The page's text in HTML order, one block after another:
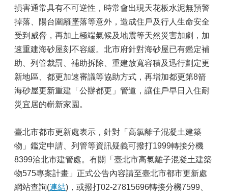
損害通常具有不可逆性，時常會出現天花板水泥無預警
掉落、陽台圍籬墜落等意外，造成住戶及行人生命安全
受到威脅，再加上極端氣候及地震等天然災害加劇，加
速重建海砂屋刻不容緩。北市府針對海砂屋已有鑑定補
助、列管裁罰、補助拆除、重建放寬容積及迅行劃定更
新地區、都更加速審議等協助方式，再增加都更第8箭
海砂屋更新重建「公辦都更」管道，讓住戶早日入住耐
災宜居的嶄新家園。
臺北市都市更新處表示，針對「高氯離子混凝土建築
物」鑑定申請、列管等資訊疑義可撥打1999轉接分機
8399洽北市建管處。有關「臺北市高氯離子混凝土建築
物575專案計畫」正式公告內容請至臺北市都市更新處
網站查詢(連結)，或撥打02-27815696轉接分機7599、